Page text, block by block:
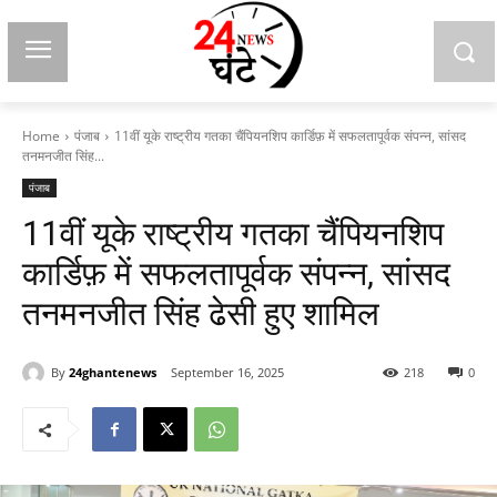
Home पंजाब
11वीं यूके राष्ट्रीय गतका चैंपियनशिप कार्डिफ़ में सफलतापूर्वक संपन्न, सांसद
तनमनजीत सिंह...
पंजाब
11वीं यूके राष्ट्रीय गतका चैंपियनशिप
कार्डिफ़ में सफलतापूर्वक संपन्न, सांसद
तनमनजीत सिंह ढेसी हुए शामिल
By 24ghantenews September 16, 2025 0
218